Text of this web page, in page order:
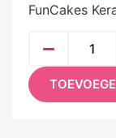
FunCakes